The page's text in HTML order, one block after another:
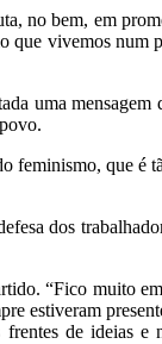
no bem, em
vivemos num
uma mensagem
feminismo, que é
dos
“Fico muito
estiveram
de ideias e